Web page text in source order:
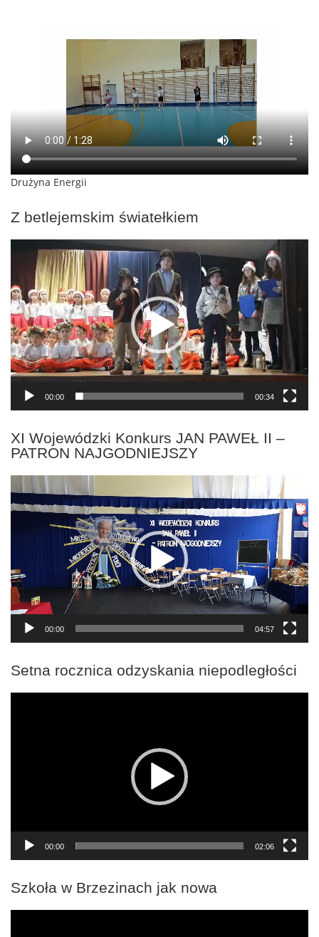
Drużyna Energii
Z betlejemskim światełkiem
Odtwarzacz
00:00 00:34
XI Wojewódzki Konkurs JAN PAWEŁ II –
PATRON NAJGODNIEJSZY
Odtwarzacz
video
00:00 04:57
Setna rocznica odzyskania niepodległości
00:00 02:06
Szkoła w Brzezinach jak nowa